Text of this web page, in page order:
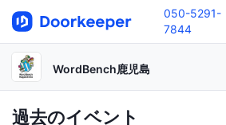
050-5291-
7844
WordBench鹿児島
過去のイベント